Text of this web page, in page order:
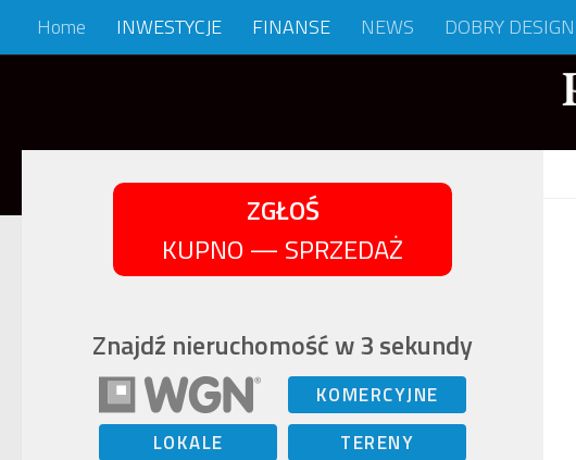
Skip to content
Home INWESTYCJE FINANSE NEWS DOBRY DESIGN
ZGŁOŚ
KUPNO — SPRZEDAŻ
Znajdź nieruchomość w 3 sekundy
KOMERCYJNE
LOKALE
TERENY